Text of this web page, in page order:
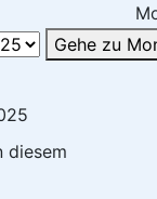
Gehe zu
diesem